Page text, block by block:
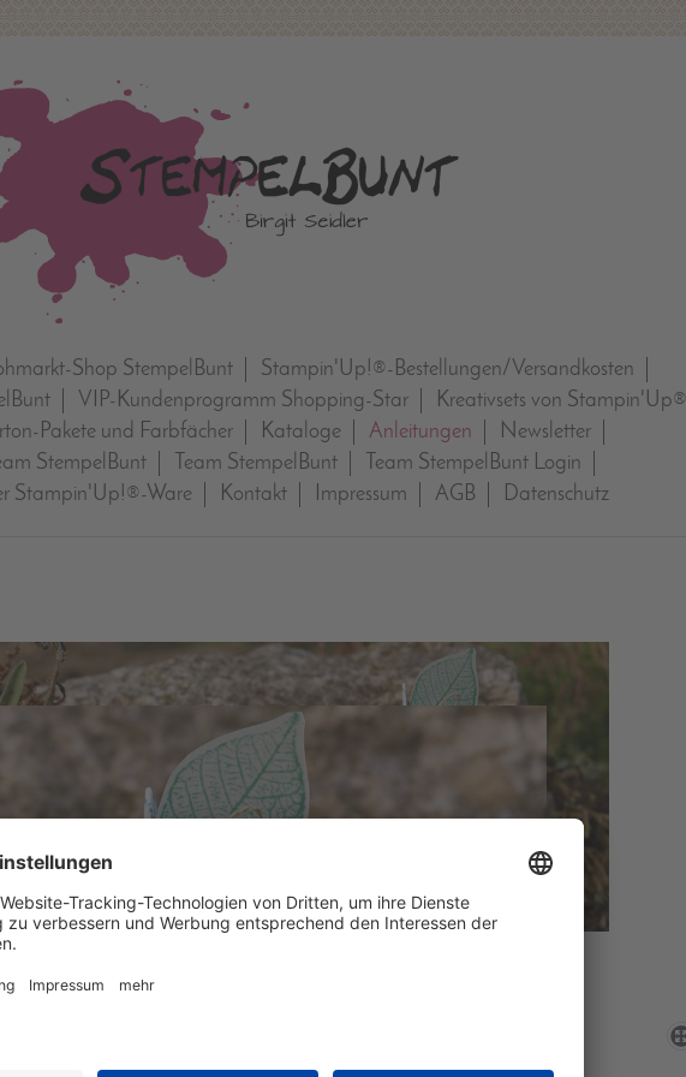
Shop StempelBunt
Stampin'Up!®-Bestellungen/Versandkosten
VIP-Kundenprogramm Shopping-Star
Kreativsets von Stampin'Up®
Pakete und Farbfächer Kataloge Anleitungen
Newsletter
StempelBunt
Team StempelBunt
Team StempelBunt Login
Stampin'Up!®-Ware
Kontakt Impressum AGB Datenschutz